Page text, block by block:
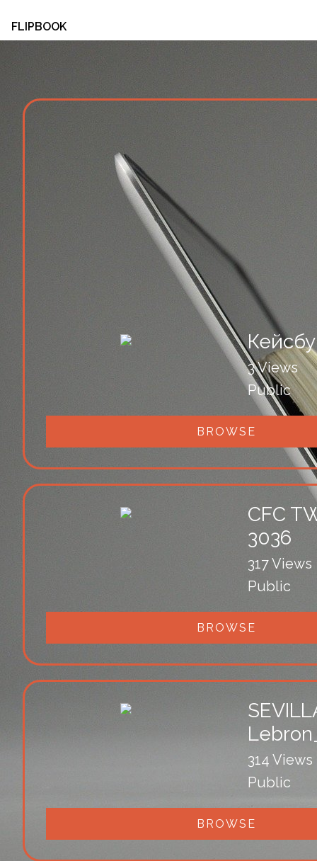
FLIPBOOK
3 Views
Public
BROWSE
CFC
3036
317 Views
Public
BROWSE
314 Views
Public
BROWSE